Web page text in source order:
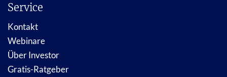
Service
Kontakt
Webinare
Über Investor
Gratis-Ratgeber